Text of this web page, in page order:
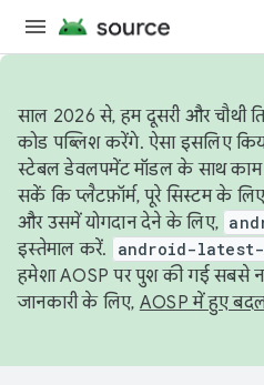
साल 2026 से, हम दूसरी और चौथी
कोड पब्लिश करेंगे. ऐसा इसलिए
स्टेबल डेवलपमेंट मॉडल के साथ
सकें कि प्लैटफ़ॉर्म, पूरे सिस्टम के लिए
और उसमें योगदान देने के लिए,
इस्तेमाल करें.
android-
हमेशा AOSP पर पुश की गई सबसे
जानकारी के लिए, AOSP में हुए